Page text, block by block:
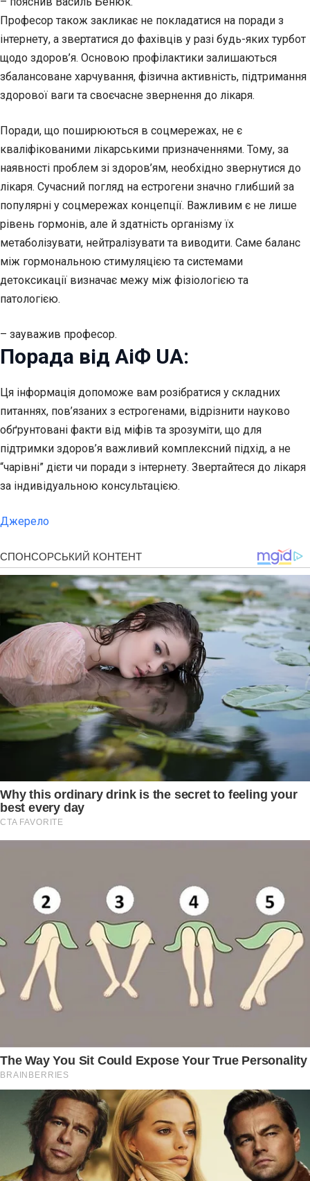
Професор також закликає не покладатися на поради з
інтернету, а звертатися до фахівців у разі будь-яких турбот
щодо здоров’я. Основою профілактики залишаються
збалансоване харчування, фізична активність, підтримання
здорової ваги та своєчасне звернення до лікаря.
Поради, що поширюються в соцмережах, не є
кваліфікованими лікарськими призначеннями. Тому, за
наявності проблем зі здоров’ям, необхідно звернутися до
лікаря. Сучасний погляд на естрогени значно глибший за
популярні у соцмережах концепції. Важливим є не лише
рівень гормонів, але й здатність організму їх
метаболізувати, нейтралізувати та виводити. Саме баланс
між гормональною стимуляцією та системами
детоксикації визначає межу між фізіологією та
патологією.
– зауважив професор.
Порада від АіФ UA:
Ця інформація допоможе вам розібратися у складних
питаннях, пов’язаних з естрогенами, відрізнити науково
обґрунтовані факти від міфів та зрозуміти, що для
підтримки здоров’я важливий комплексний підхід, а не
“чарівні” дієти чи поради з інтернету. Звертайтеся до лікаря
за індивідуальною консультацією.
Джерело